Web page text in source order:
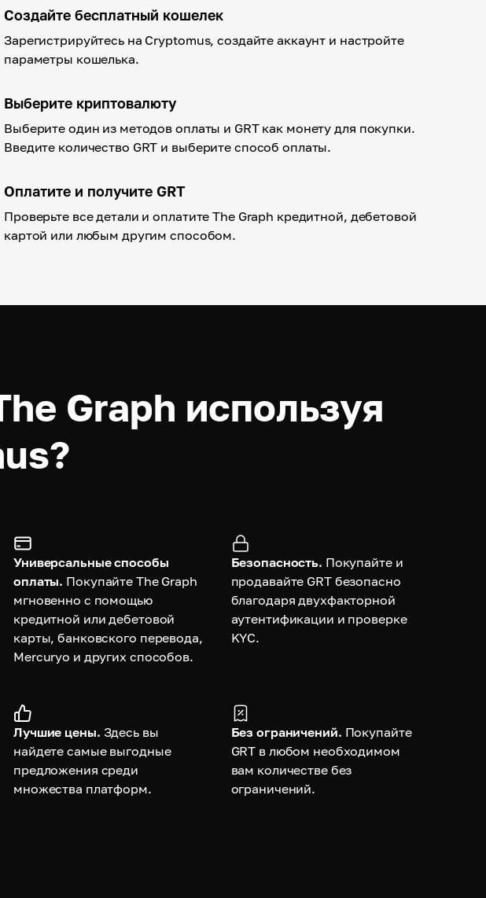
Создайте бесплатный кошелек
Зарегистрируйтесь на Cryptomus, создайте аккаунт и настройте
параметры кошелька.
Выберите криптовалюту
Выберите один из методов оплаты и GRT как монету для покупки.
Введите количество GRT и выберите способ оплаты.
Оплатите и получите GRT
Проверьте все детали и оплатите The Graph кредитной, дебетовой
картой или любым другим способом.
Graph используя
Универсальные способы
оплаты. Покупайте The Graph
мгновенно с помощью
кредитной или дебетовой
карты, банковского перевода,
Mercuryo и других способов.
Безопасность. Покупайте и
продавайте GRT безопасно
благодаря двухфакторной
аутентификации и проверке
KYC.
Лучшие цены. Здесь вы
найдете самые выгодные
предложения среди
множества платформ.
Без ограничений. Покупайте
GRT в любом необходимом
вам количестве без
ограничений.